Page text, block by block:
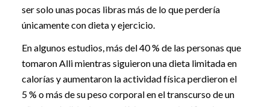
ser solo unas pocas libras más de lo que perdería
únicamente con dieta y ejercicio.
En algunos estudios, más del 40 % de las personas que
tomaron Alli mientras siguieron una dieta limitada en
calorías y aumentaron la actividad física perdieron el
5 % o más de su peso corporal en el transcurso de un